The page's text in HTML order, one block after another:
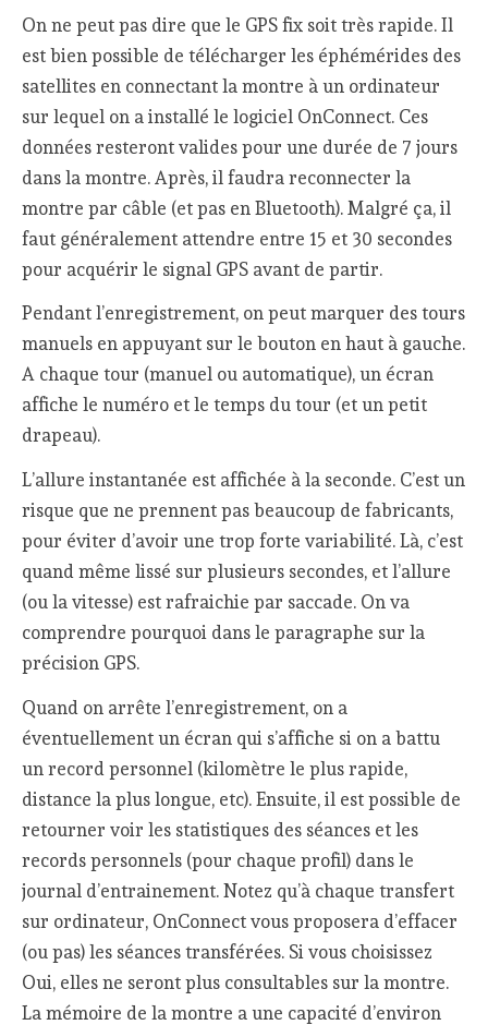
On ne peut pas dire que le GPS fix soit très rapide. Il
est bien possible de télécharger les éphémérides des
satellites en connectant la montre à un ordinateur
sur lequel on a installé le logiciel OnConnect. Ces
données resteront valides pour une durée de 7 jours
dans la montre. Après, il faudra reconnecter la
montre par câble (et pas en Bluetooth). Malgré ça, il
faut généralement attendre entre 15 et 30 secondes
pour acquérir le signal GPS avant de partir.
Pendant l’enregistrement, on peut marquer des tours
manuels en appuyant sur le bouton en haut à gauche.
A chaque tour (manuel ou automatique), un écran
affiche le numéro et le temps du tour (et un petit
drapeau).
L’allure instantanée est affichée à la seconde. C’est un
risque que ne prennent pas beaucoup de fabricants,
pour éviter d’avoir une trop forte variabilité. Là, c’est
quand même lissé sur plusieurs secondes, et l’allure
(ou la vitesse) est rafraichie par saccade. On va
comprendre pourquoi dans le paragraphe sur la
précision GPS.
Quand on arrête l’enregistrement, on a
éventuellement un écran qui s’affiche si on a battu
un record personnel (kilomètre le plus rapide,
distance la plus longue, etc). Ensuite, il est possible de
retourner voir les statistiques des séances et les
records personnels (pour chaque profil) dans le
journal d’entrainement. Notez qu’à chaque transfert
sur ordinateur, OnConnect vous proposera d’effacer
(ou pas) les séances transférées. Si vous choisissez
Oui, elles ne seront plus consultables sur la montre.
La mémoire de la montre a une capacité d’environ